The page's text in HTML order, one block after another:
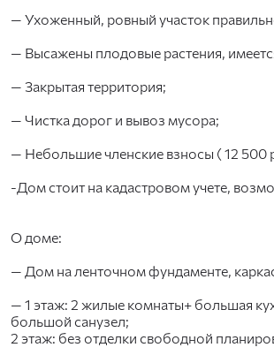
— Ухоженный, ровный участок
— Высажены плодовые растения,
— Закрытая территория;
— Чистка дорог и вывоз мусора;
— Небольшие членские взносы ( 12 500
-Дом стоит на кaдаcтровoм учетe,
О доме:
— Дом на ленточном фундаменте,
— 1 этаж: 2 жилые комнаты+ большая
большой санузел;
2 этаж: без отделки свободной